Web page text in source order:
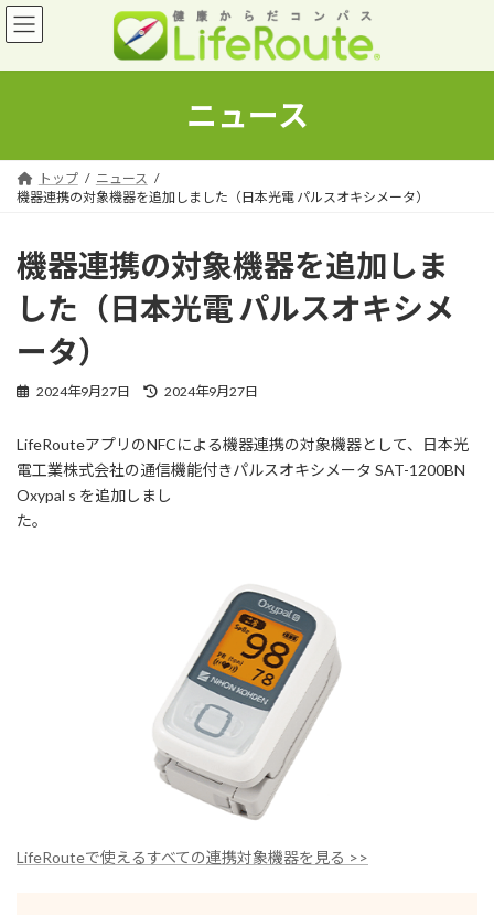
コ
ン
ン
キ
ナ
ビ
ー
に
ニュース
トップ
ニュース
機器連携の対象機器を追加しました（日本光電 パルスオキシメータ）
機器連携の対象機器を追加しま
した（日本光電 パルスオキシメ
ータ）
2024年9月27日
最
新
日
:
2024年9月27日
LifeRouteアプリのNFCによる機器連携の対象機器として、日本光
電工業株式会社の通信機能付きパルスオキシメータ SAT-1200BN
Oxypal s を追加しまし
た。
LifeRouteで使えるすべての連携対象機器を見る >>